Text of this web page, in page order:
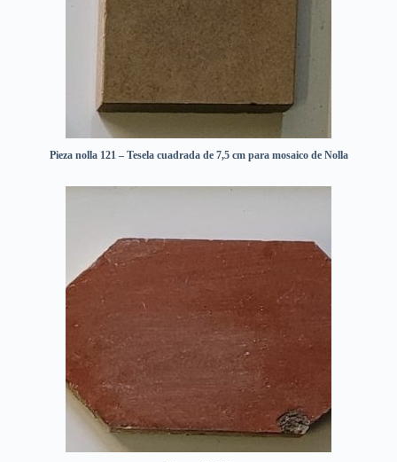
Pieza nolla 121 – Tesela cuadrada de 7,5 cm para mosaico de Nolla